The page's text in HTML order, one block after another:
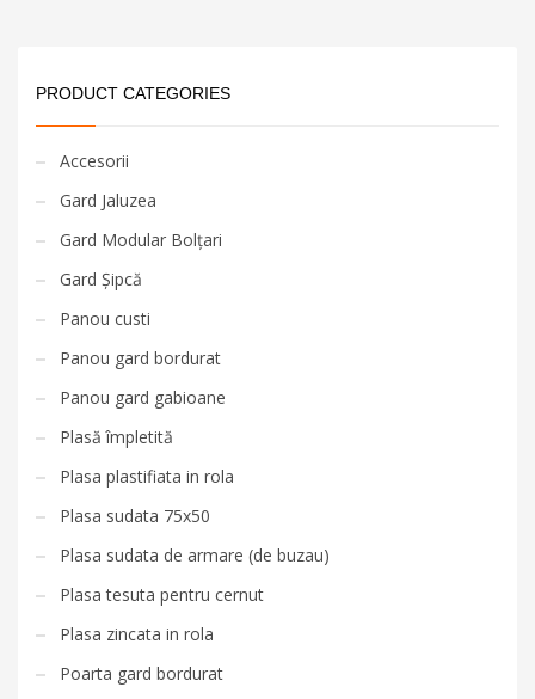
PRODUCT CATEGORIES
Accesorii
Gard Jaluzea
Gard Modular Bolțari
Gard Șipcă
Panou custi
Panou gard bordurat
Panou gard gabioane
Plasă împletită
Plasa plastifiata in rola
Plasa sudata 75x50
Plasa sudata de armare (de buzau)
Plasa tesuta pentru cernut
Plasa zincata in rola
Poarta gard bordurat